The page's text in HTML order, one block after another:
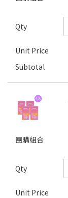
Qty
Unit Price
Subtotal
團購組合
Qty
Unit Price